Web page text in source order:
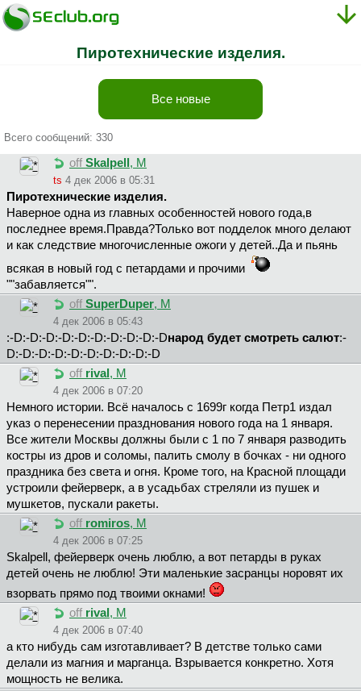
Пиротехнические изделия.
Все новые
Всего сообщений: 330
off Skalpell , М
ts 4 дек 2006 в 05:31
Пиротехнические изделия.
Наверное одна из главных особенностей нового года,в
последнее время.Правда?Только вот подделок много делают
и как следствие многочисленные ожоги у детей..Да и пьянь
всякая в новый год с петардами и прочими
""забавляется"".
off SuperDuper, М
4 дек 2006 в 05:43
:-D:-D:-D:-D:-D:-D:-D:-D:-D:-Dнарод будет смотреть салют:-
D:-D:-D:-D:-D:-D:-D:-D:-D:-D
off rival , М
4 дек 2006 в 07:20
Немного истории. Всё началось с 1699г когда Петр1 издал
указ о перенесении празднования нового года на 1 января.
Все жители Москвы должны были с 1 по 7 января разводить
костры из дров и соломы, палить смолу в бочках - ни одного
праздника без света и огня. Кроме того, на Красной площади
устроили фейерверк, а в усадьбах стреляли из пушек и
мушкетов, пускали ракеты.
off romiros, М
4 дек 2006 в 07:25
Skalpell, фейерверк очень люблю, а вот петарды в руках
детей очень не люблю! Эти маленькие засранцы норовят их
взорвать прямо под твоими окнами!
off rival , М
4 дек 2006 в 07:40
а кто нибудь сам изготавливает? В детстве только сами
делали из магния и марганца. Взрывается конкретно. Хотя
мощность не велика.